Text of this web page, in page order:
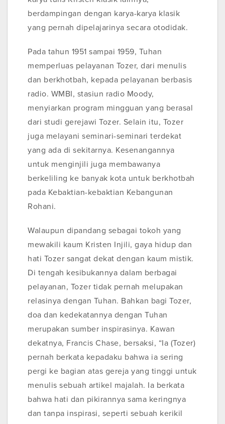
berdampingan dengan karya-karya klasik
yang pernah dipelajarinya secara otodidak.
Pada tahun 1951 sampai 1959, Tuhan
memperluas pelayanan Tozer, dari menulis
dan berkhotbah, kepada pelayanan berbasis
radio. WMBI, stasiun radio Moody,
menyiarkan program mingguan yang berasal
dari studi gerejawi Tozer. Selain itu, Tozer
juga melayani seminari-seminari terdekat
yang ada di sekitarnya. Kesenangannya
untuk menginjili juga membawanya
berkeliling ke banyak kota untuk berkhotbah
pada Kebaktian-kebaktian Kebangunan
Rohani.
Walaupun dipandang sebagai tokoh yang
mewakili kaum Kristen Injili, gaya hidup dan
hati Tozer sangat dekat dengan kaum mistik.
Di tengah kesibukannya dalam berbagai
pelayanan, Tozer tidak pernah melupakan
relasinya dengan Tuhan. Bahkan bagi Tozer,
doa dan kedekatannya dengan Tuhan
merupakan sumber inspirasinya. Kawan
dekatnya, Francis Chase, bersaksi, “Ia (Tozer)
pernah berkata kepadaku bahwa ia sering
pergi ke bagian atas gereja yang tinggi untuk
menulis sebuah artikel majalah. Ia berkata
bahwa hati dan pikirannya sama keringnya
dan tanpa inspirasi, seperti sebuah kerikil